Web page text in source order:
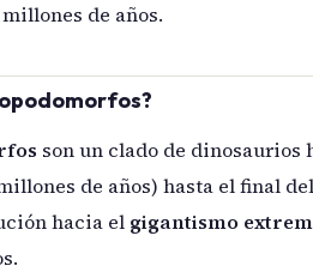
de años.
son un clado de
de años) hasta el final
hacia el gigantismo